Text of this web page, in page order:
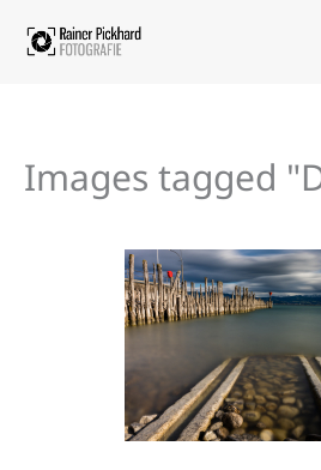
Inhalt
Images tagged